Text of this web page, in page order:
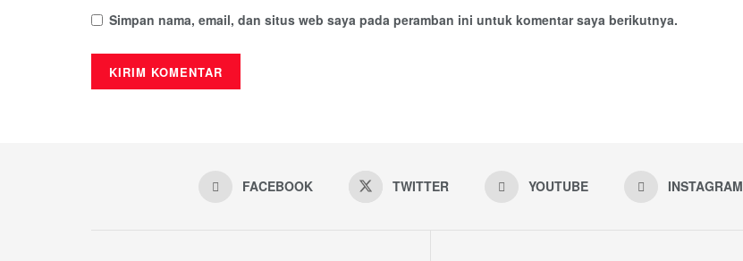
Simpan nama, email, dan situs web saya pada peramban ini untuk komentar saya berikutnya.
FACEBOOK TWITTER YOUTUBE INSTAGRAM